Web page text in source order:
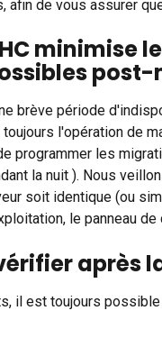
afin de vous assurer
minimise
brève période
l'opération de
programmer les
la nuit ). Nous
soit identique (ou
le panneau
après
il est toujours